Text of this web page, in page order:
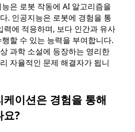
은 로봇 작동에 AI 알고리즘을
. 인공지능은 로봇에 경험을 통
력에 적응하며, 보다 인간과 유사
할 수 있는 능력을 부여합니다.
과학 소설에 등장하는 영리한
자율적인 문제 해결자가 됩니
이션은 경험을 통해
요?